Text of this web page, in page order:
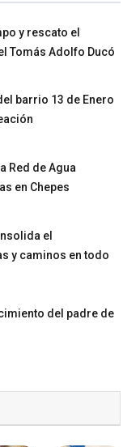
y rescato el
Tomás Adolfo Ducó
barrio 13 de Enero
Red de Agua
en Chepes
el
y caminos en todo
del padre de